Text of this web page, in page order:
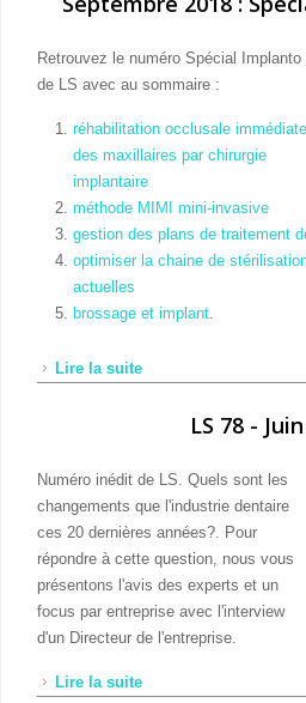
Retrouvez le numéro Spécial Implanto
de LS avec au sommaire :
réhabilitation occlusale immédiate
des maxillaires par chirurgie
implantaire
méthode MIMI mini-invasive
gestion des plans de traitement
optimiser la chaine de
actuelles
brossage et implant
Lire la suite
LS 78 -
Numéro inédit de LS. Quels sont les
changements que l'industrie dentaire
ces 20 dernières années?. Pour
répondre à cette question, nous vous
présentons l'avis des experts et un
focus par entreprise avec l'interview
d'un Directeur de l'entreprise.
Lire la suite